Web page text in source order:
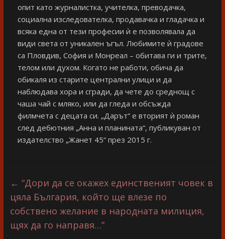
опит като журналистка, учителка, преводачка,
социална изследователка, продавачка и гладачка и
всяка една от тези професии ѝ е позволявала да
види света от уникален ъгъл. Любимите ѝ градове
са Пловдив, София и Монреал – обитава ги и трите,
телом или духом. Когато не работи, обича да
обикаля из старите централни улици и да
наблюдава хора и сгради, да чете до среднощ с
чаша чай с мляко, или да гледа и обсъжда
филмчета с децата си. „Дарът“ е вторият ѝ роман
след дебютния „Анна и планината“, публикуван от
издателство „Жанет 45“ през 2015 г.
← “Дори да се окажех единственият човек в
цяла България, който ще влезе по
собствено желание в народната милиция,
щях да го направя…”